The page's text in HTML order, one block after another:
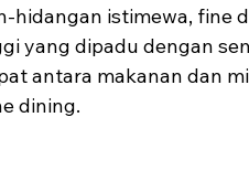
hidangan istimewa, fine
yang dipadu dengan
antara makanan dan
dining.